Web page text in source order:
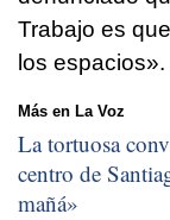
Trabajo es
los espacios».
Más en La Voz
La tortuosa
centro de
mañá»